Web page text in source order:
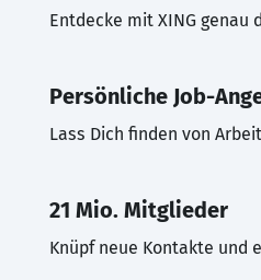
Entdecke mit XING genau
Persönliche Job-
Lass Dich finden von
21 Mio. Mitglieder
Knüpf neue Kontakte und